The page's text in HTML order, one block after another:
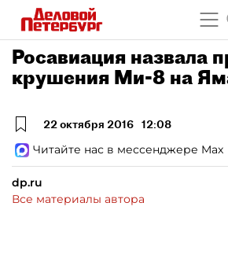
Росавиация назвала
крушения Ми-8 на
22 октября 2016 12:08
Читайте нас в мессенджере Max
dp.ru
Все материалы автора